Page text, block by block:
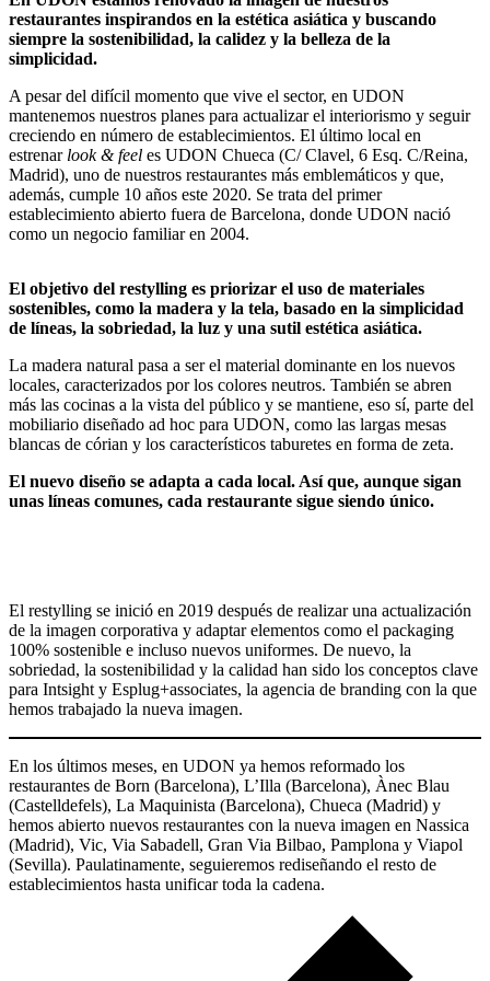
restaurantes inspirandos en la estética asiática y buscando
siempre la sostenibilidad, la calidez y la belleza de la
simplicidad.
A pesar del difícil momento que vive el sector, en UDON
mantenemos nuestros planes para actualizar el interiorismo y seguir
creciendo en número de establecimientos. El último local en
estrenar look & feel es UDON Chueca (C/ Clavel, 6 Esq. C/Reina,
Madrid), uno de nuestros restaurantes más emblemáticos y que,
además, cumple 10 años este 2020. Se trata del primer
establecimiento abierto fuera de Barcelona, donde UDON nació
como un negocio familiar en 2004.
El objetivo del restylling es priorizar el uso de materiales
sostenibles, como la madera y la tela, basado en la simplicidad
de líneas, la sobriedad, la luz y una sutil estética asiática.
La madera natural pasa a ser el material dominante en los nuevos
locales, caracterizados por los colores neutros. También se abren
más las cocinas a la vista del público y se mantiene, eso sí, parte del
mobiliario diseñado ad hoc para UDON, como las largas mesas
blancas de córian y los característicos taburetes en forma de zeta.
El nuevo diseño se adapta a cada local. Así que, aunque sigan
unas líneas comunes, cada restaurante sigue siendo único.
El restylling se inició en 2019 después de realizar una actualización
de la imagen corporativa y adaptar elementos como el packaging
100% sostenible e incluso nuevos uniformes. De nuevo, la
sobriedad, la sostenibilidad y la calidad han sido los conceptos clave
para Intsight y Esplug+associates, la agencia de branding con la que
hemos trabajado la nueva imagen.
En los últimos meses, en UDON ya hemos reformado los
restaurantes de Born (Barcelona), L’Illa (Barcelona), Ànec Blau
(Castelldefels), La Maquinista (Barcelona), Chueca (Madrid) y
hemos abierto nuevos restaurantes con la nueva imagen en Nassica
(Madrid), Vic, Via Sabadell, Gran Via Bilbao, Pamplona y Viapol
(Sevilla). Paulatinamente, seguieremos rediseñando el resto de
establecimientos hasta unificar toda la cadena.